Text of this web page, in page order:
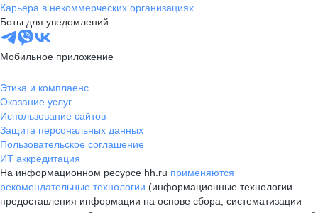
Карьера в некоммерческих организациях
Боты для уведомлений
Мобильное приложение
Этика и комплаенс
Оказание услуг
Использование сайтов
Защита персональных данных
Пользовательское соглашение
ИТ аккредитация
На информационном ресурсе hh.ru применяются
рекомендательные технологии (информационные технологии
предоставления информации на основе сбора, систематизации